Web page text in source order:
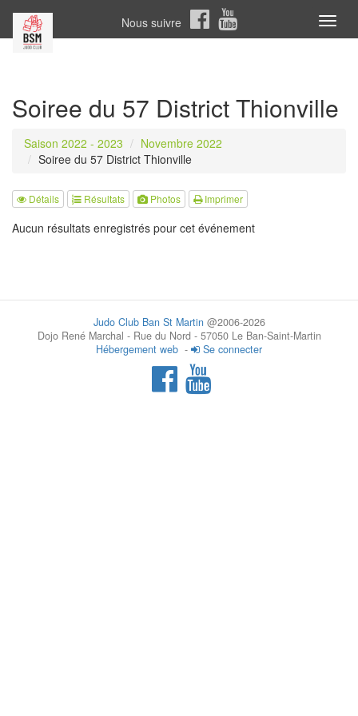
Nous suivre
Soiree du 57 District Thionville
Saison 2022 - 2023
Novembre 2022
Soiree du 57 District Thionville
Détails Résultats Photos Imprimer
Aucun résultats enregistrés pour cet événement
Judo Club Ban St Martin@2006-2026
Dojo René Marchal - Rue du Nord - 57050 Le Ban-Saint-Martin
Hébergement web - Se connecter